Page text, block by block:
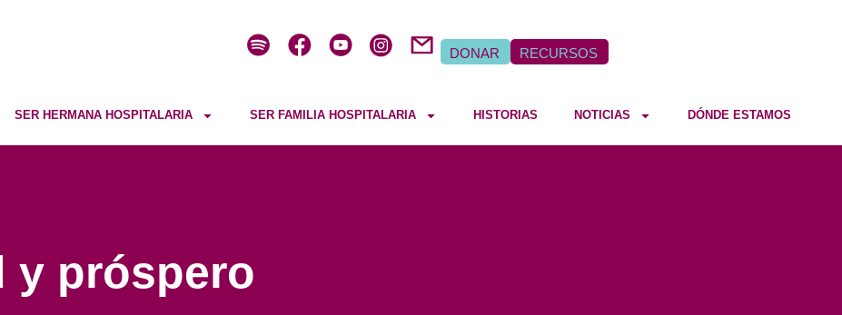
DONAR RECURSOS
SER HERMANA HOSPITALARIA SER FAMILIA HOSPITALARIA HISTORIAS NOTICIAS DÓNDE ESTAMOS
y próspero